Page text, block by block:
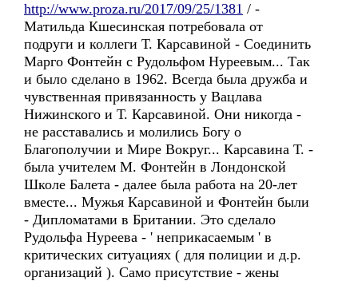
http://www.proza.ru/2017/09/25/1381 / -
Матильда Кшесинская потребовала от
подруги и коллеги Т. Карсавиной - Соединить
Марго Фонтейн с Рудольфом Нуреевым... Так
и было сделано в 1962. Всегда была дружба и
чувственная привязанность у Вацлава
Нижинского и Т. Карсавиной. Они никогда -
не расставались и молились Богу о
Благополучии и Мире Вокруг... Карсавина Т. -
была учителем М. Фонтейн в Лондонской
Школе Балета - далее была работа на 20-лет
вместе... Мужья Карсавиной и Фонтейн были
- Дипломатами в Британии. Это сделало
Рудольфа Нуреева - ' неприкасаемым ' в
критических ситуациях ( для полиции и д.р.
организаций ). Само присутствие - жены